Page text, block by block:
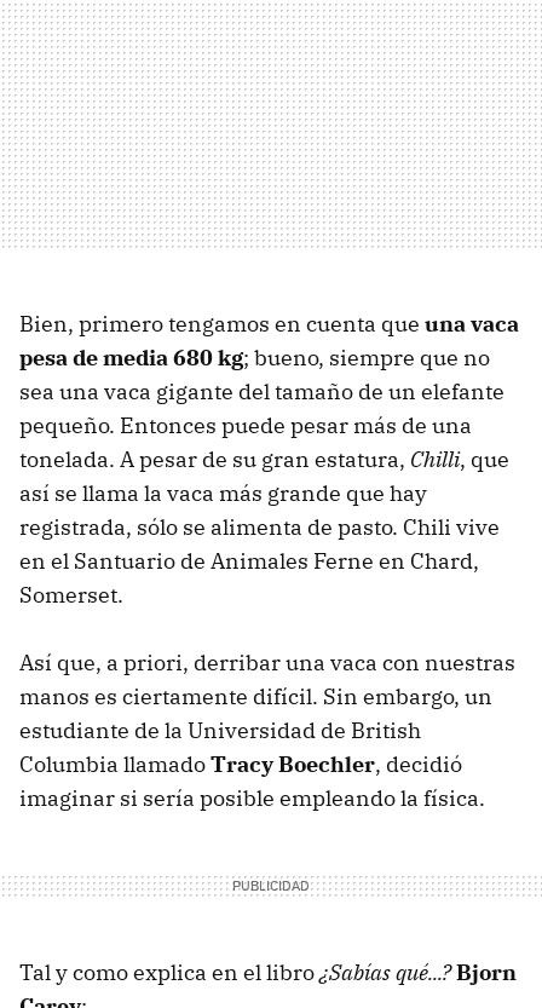
Bien, primero tengamos en cuenta que una vaca
pesa de media 680 kg; bueno, siempre que no
sea una vaca gigante del tamaño de un elefante
pequeño. Entonces puede pesar más de una
tonelada. A pesar de su gran estatura, Chilli, que
así se llama la vaca más grande que hay
registrada, sólo se alimenta de pasto. Chili vive
en el Santuario de Animales Ferne en Chard,
Somerset.
Así que, a priori, derribar una vaca con nuestras
manos es ciertamente difícil. Sin embargo, un
estudiante de la Universidad de British
Columbia llamadoTracy Boechler, decidió
imaginar si sería posible empleando la física.
Tal y como explica en el libro¿Sabías qué...?Bjorn